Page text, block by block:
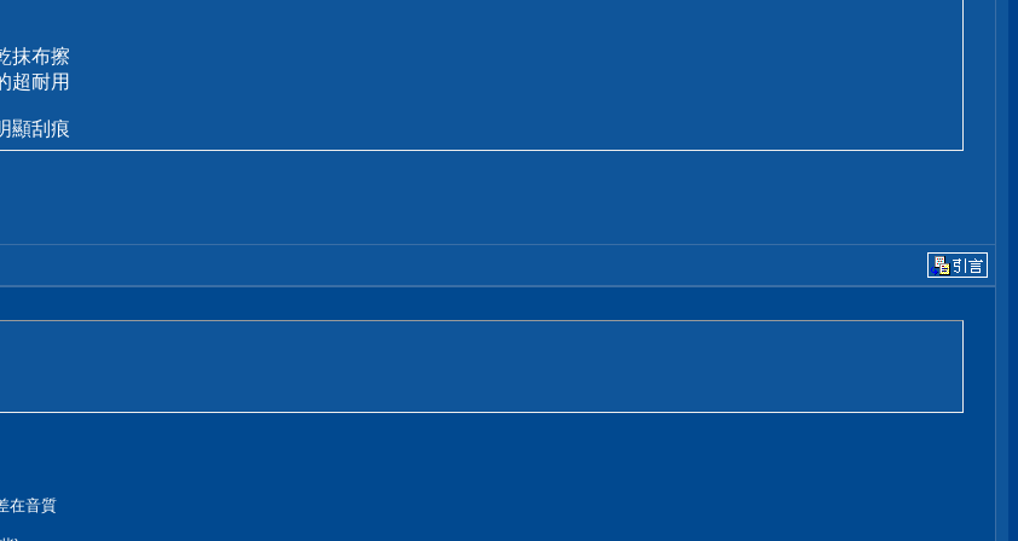
抹布擦
超耐用
顯刮痕
在音質